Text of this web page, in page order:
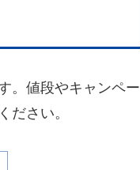
。値段やキャンペー
ださい。